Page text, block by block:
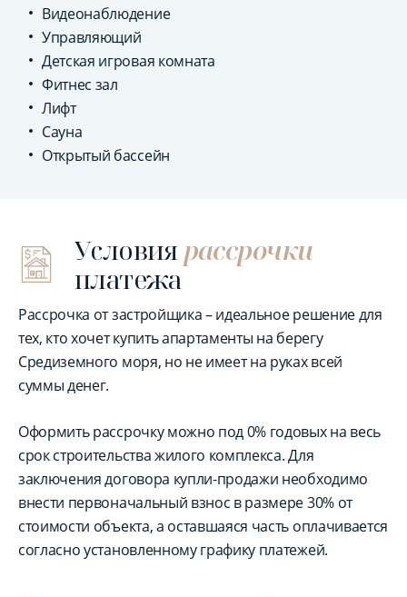
Видеонаблюдение
Управляющий
Детская игровая комната
Фитнес зал
Лифт
Сауна
Открытый бассейн
Условиярассрочки
платежа
Рассрочка от застройщика – идеальное решение для
тех, кто хочет купить апартаменты на берегу
Средиземного моря, но не имеет на руках всей
суммы денег.
Оформить рассрочку можно под 0% годовых на весь
срок строительства жилого комплекса. Для
заключения договора купли-продажи необходимо
внести первоначальный взнос в размере 30% от
стоимости объекта, а оставшаяся часть оплачивается
согласно установленному графику платежей.